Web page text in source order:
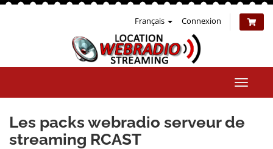
Français Connexion
la
Les packs webradio serveur de
streaming RCAST